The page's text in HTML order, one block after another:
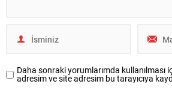
Daha sonraki yorumlarımda kullanılması
adresim ve site adresim bu tarayıcıya